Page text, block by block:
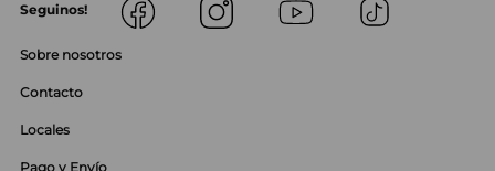
Seguinos!
Sobre nosotros
Contacto
Locales
Pago y Envío